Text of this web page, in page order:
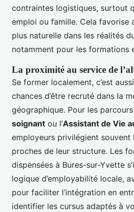
contraintes logistiques, surtout
emploi ou famille. Cela favorise
plus naturelle dans les réalités
notamment pour les formations
La proximité au service de
Se former localement, c’est
chances d’être recruté dans la
géographique. Pour les
soignant ou l’Assistant de Vie
employeurs privilégient souvent
proches de leur structure. Les
dispensées à Bures-sur-Yvette
logique d’employabilité locale,
pour faciliter l’intégration en
identifier les cursus adaptés à